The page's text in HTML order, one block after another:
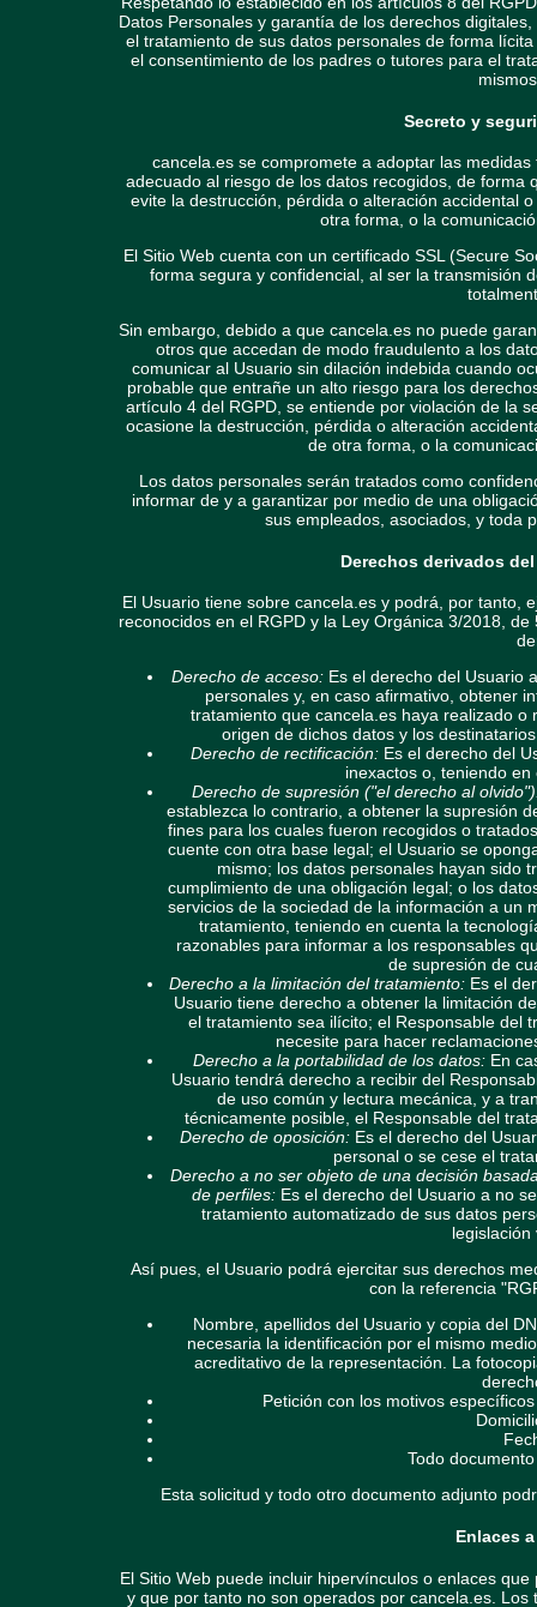
Datos Personales y garantía de los derechos
el tratamiento de sus datos personales de forma
el consentimiento de los padres o tutores para el
Secreto y
cancela.es se compromete a adoptar las
adecuado al riesgo de los datos recogidos, de
evite la destrucción, pérdida o alteración accidental
otra forma, o la
El Sitio Web cuenta con un certificado SSL (Secure
forma segura y confidencial, al ser la transmisión
Sin embargo, debido a que cancela.es no puede
otros que accedan de modo fraudulento a los
comunicar al Usuario sin dilación indebida cuando
probable que entrañe un alto riesgo para los
artículo 4 del RGPD, se entiende por violación de la
ocasione la destrucción, pérdida o alteración
de otra forma, o la
Los datos personales serán tratados como
informar de y a garantizar por medio de una
sus empleados, asociados, y toda
Derechos derivados
El Usuario tiene sobre cancela.es y podrá, por tanto,
reconocidos en el RGPD y la Ley Orgánica 3/2018,
Derecho de acceso:Es el derecho del Usuario
personales y, en caso afirmativo, obtener
tratamiento que cancela.es haya realizado
origen de dichos datos y los
Derecho de rectificación:Es el derecho del
inexactos o, teniendo
Derecho de supresión ("el derecho al
establezca lo contrario, a obtener la supresión
fines para los cuales fueron recogidos o
cuente con otra base legal; el Usuario se
mismo; los datos personales hayan sido
cumplimiento de una obligación legal; o los
servicios de la sociedad de la información a un
tratamiento, teniendo en cuenta la
razonables para informar a los responsables
de supresión de
Derecho a la limitación del tratamiento: Es el
Usuario tiene derecho a obtener la limitación
el tratamiento sea ilícito; el Responsable del
necesite para hacer
Derecho a la portabilidad de los datos:En
Usuario tendrá derecho a recibir del
de uso común y lectura mecánica, y a
técnicamente posible, el Responsable del
Derecho de oposición: Es el derecho del
personal o se cese el
Derecho a no ser objeto de una decisión
de perfiles:Es el derecho del Usuario a no
tratamiento automatizado de sus datos
Así pues, el Usuario podrá ejercitar sus derechos
con la referencia
Nombre, apellidos del Usuario y copia del
necesaria la identificación por el mismo
acreditativo de la representación. La
Petición con los motivos
Todo
Esta solicitud y todo otro documento adjunto
Enlaces
El Sitio Web puede incluir hipervínculos o enlaces
y que por tanto no son operados por cancela.es.